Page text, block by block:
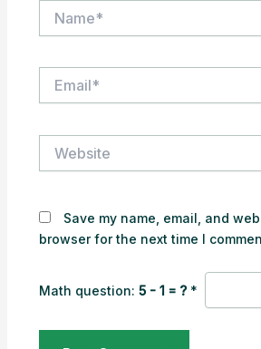
Save my name, email, and
browser for the next time I
Math question: 5 - 1 = ? *